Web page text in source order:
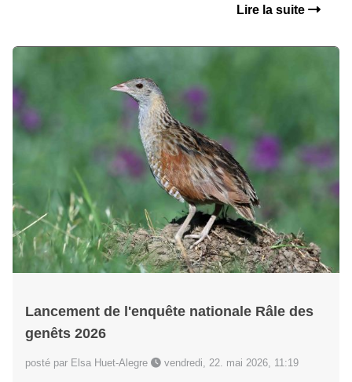
Lire la suite
Lancement de l'enquête nationale Râle des
genêts 2026
posté par Elsa Huet-Alegre vendredi, 22. mai 2026, 11:19